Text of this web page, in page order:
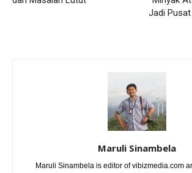
Jadi
Maruli Sinambela
Maruli Sinambela is editor of vibizmedia.com